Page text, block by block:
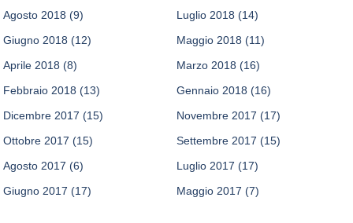
Agosto 2018 (9) Luglio 2018 (14)
Giugno 2018 (12) Maggio 2018 (11)
Aprile 2018 (8) Marzo 2018 (16)
Febbraio 2018 (13) Gennaio 2018 (16)
Dicembre 2017 (15) Novembre 2017 (17)
Ottobre 2017 (15) Settembre 2017 (15)
Agosto 2017 (6) Luglio 2017 (17)
Giugno 2017 (17) Maggio 2017 (7)